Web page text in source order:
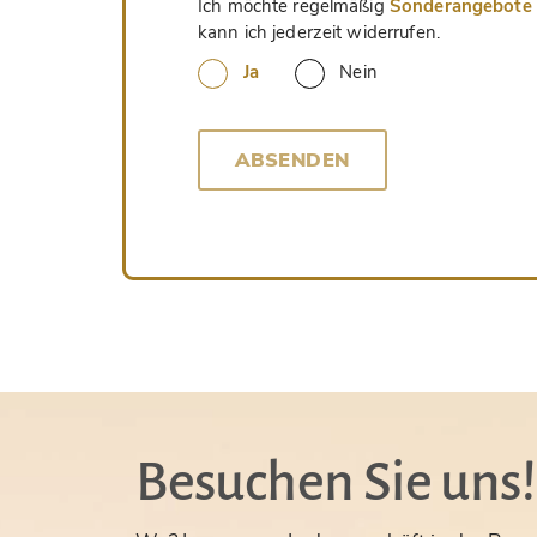
Ich möchte regelmäßig
kann ich jederzeit widerrufen.
Ja
Nein
ABSENDEN
Besuchen Sie uns!